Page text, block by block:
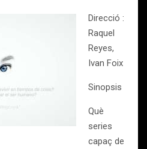
Direcció :
Raquel
Reyes,
Ivan Foix
Sinopsis
Què
series
capaç de